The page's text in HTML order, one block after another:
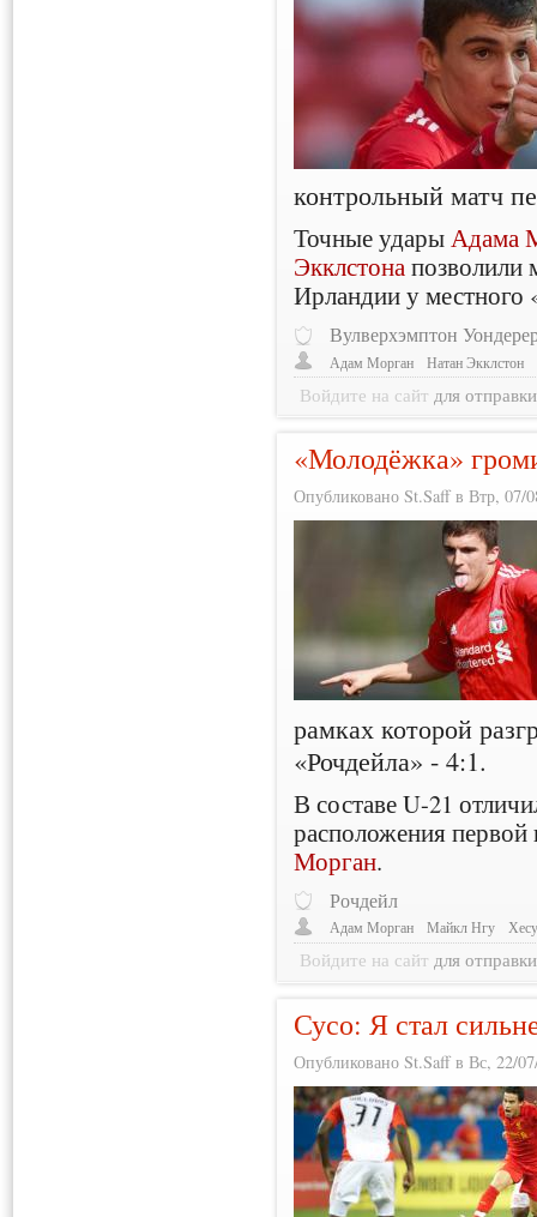
контрольный матч
Точные ударыАдама
Экклстонапозволили
Ирландии у местного
Вулверхэмптон
Адам Морган Натан Экклстон
Войдите на сайт для
«Молодёжка»
Опубликовано St.Saff в Втр, 07/
рамках которой
«Рочдейла» - 4:1.
В составе U-21
расположения
Морган.
Рочдейл
Адам Морган Майкл Нгу
Войдите на сайт для
Сусо: Я стал
Опубликовано St.Saff в Вс, 22/